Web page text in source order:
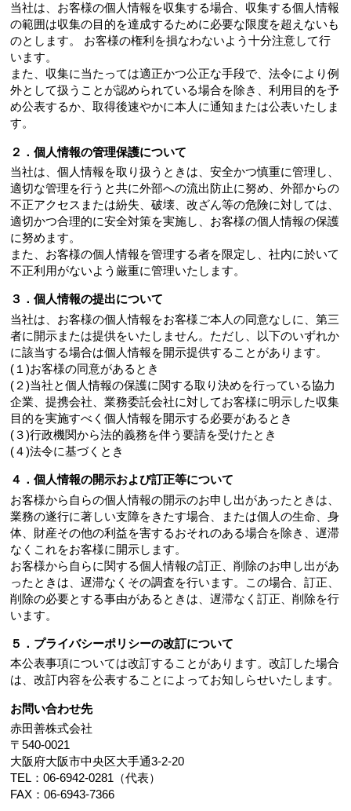
当社は、お客様の個人情報を収集する場合、収集する個人情報
の範囲は収集の目的を達成するために必要な限度を超えないも
のとします。 お客様の権利を損なわないよう十分注意して行
います。
また、収集に当たっては適正かつ公正な手段で、法令により例
外として扱うことが認められている場合を除き、利用目的を予
め公表するか、取得後速やかに本人に通知または公表いたしま
す。
２．個人情報の管理保護について
当社は、個人情報を取り扱うときは、安全かつ慎重に管理し、
適切な管理を行うと共に外部への流出防止に努め、外部からの
不正アクセスまたは紛失、破壊、改ざん等の危険に対しては、
適切かつ合理的に安全対策を実施し、お客様の個人情報の保護
に努めます。
また、お客様の個人情報を管理する者を限定し、社内に於いて
不正利用がないよう厳重に管理いたします。
３．個人情報の提出について
当社は、お客様の個人情報をお客様ご本人の同意なしに、第三
者に開示または提供をいたしません。ただし、以下のいずれか
に該当する場合は個人情報を開示提供することがあります。
(１)お客様の同意があるとき
(２)当社と個人情報の保護に関する取り決めを行っている協力
企業、提携会社、業務委託会社に対してお客様に明示した収集
目的を実施すべく個人情報を開示する必要があるとき
(３)行政機関から法的義務を伴う要請を受けたとき
(４)法令に基づくとき
４．個人情報の開示および訂正等について
お客様から自らの個人情報の開示のお申し出があったときは、
業務の遂行に著しい支障をきたす場合、または個人の生命、身
体、財産その他の利益を害するおそれのある場合を除き、遅滞
なくこれをお客様に開示します。
お客様から自らに関する個人情報の訂正、削除のお申し出があ
ったときは、遅滞なくその調査を行います。この場合、訂正、
削除の必要とする事由があるときは、遅滞なく訂正、削除を行
います。
５．プライバシーポリシーの改訂について
本公表事項については改訂することがあります。改訂した場合
は、改訂内容を公表することによってお知しらせいたします。
お問い合わせ先
赤田善株式会社
〒540-0021
大阪府大阪市中央区大手通3-2-20
TEL：06-6942-0281（代表）
FAX：06-6943-7366